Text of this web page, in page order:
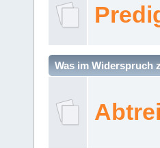
Was im Widerspruch